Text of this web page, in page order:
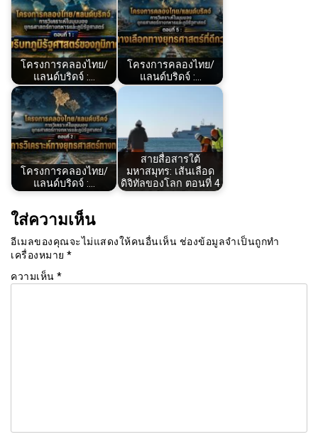
โครงการคลองไทย/
แลนด์บริดจ์ :…
โครงการคลองไทย/
แลนด์บริดจ์ :…
โครงการคลองไทย/
แลนด์บริดจ์ :…
สายสื่อสารใต้
มหาสมุทร: เส้นเลือด
ดิจิทัลของโลก ตอนที่ 4
ใส่ความเห็น
อีเมลของคุณจะไม่แสดงให้คนอื่นเห็น ช่องข้อมูลจำเป็นถูกทำ
เครื่องหมาย *
ความเห็น *